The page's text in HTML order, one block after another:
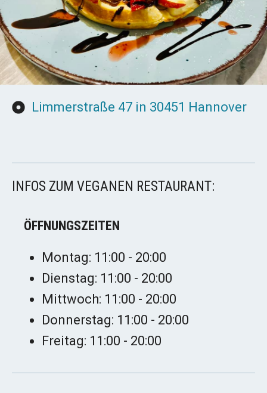
Limmerstraße 47 in 30451 Hannover
INFOS ZUM VEGANEN RESTAURANT:
ÖFFNUNGSZEITEN
Montag: 11:00 - 20:00
Dienstag: 11:00 - 20:00
Mittwoch: 11:00 - 20:00
Donnerstag: 11:00 - 20:00
Freitag: 11:00 - 20:00